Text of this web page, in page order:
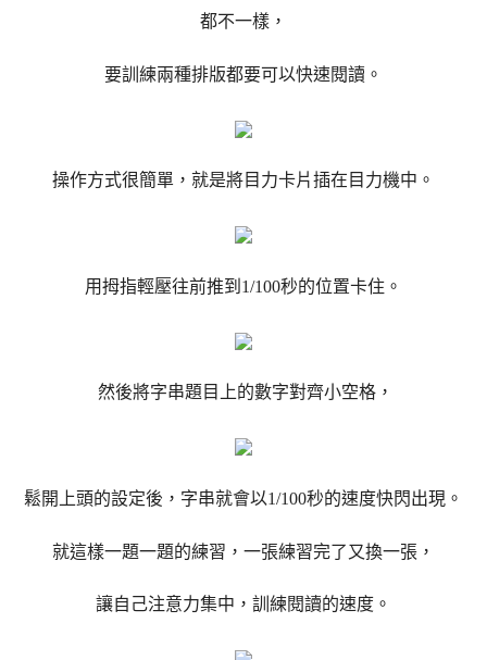
都不一樣，
要訓練兩種排版都要可以快速閱讀。
操作方式很簡單，就是將目力卡片插在目力機中。
用拇指輕壓往前推到1/100秒的位置卡住。
然後將字串題目上的數字對齊小空格，
鬆開上頭的設定後，字串就會以1/100秒的速度快閃出現。
就這樣一題一題的練習，一張練習完了又換一張，
讓自己注意力集中，訓練閱讀的速度。